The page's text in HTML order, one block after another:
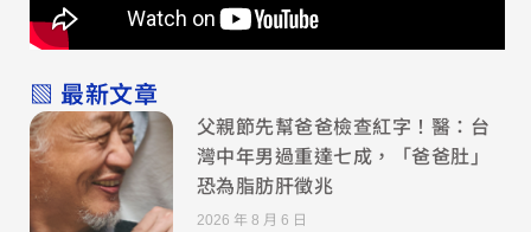
▧ 最新文章
父親節先幫爸爸檢查紅字！醫：台
灣中年男過重達七成，「爸爸肚」
恐為脂肪肝徵兆
2026 年 8 月 6 日